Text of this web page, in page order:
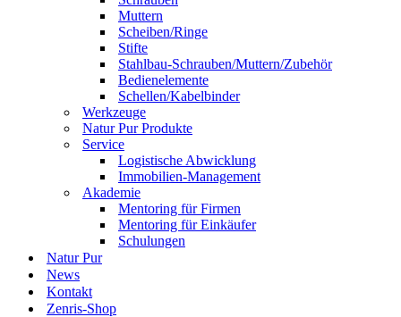
Muttern
Scheiben/Ringe
Stifte
Stahlbau-Schrauben/Muttern/Zubehör
Bedienelemente
Schellen/Kabelbinder
Werkzeuge
Natur Pur Produkte
Service
Logistische Abwicklung
Immobilien-Management
Akademie
Mentoring für Firmen
Mentoring für Einkäufer
Schulungen
Natur Pur
News
Kontakt
Zenris-Shop